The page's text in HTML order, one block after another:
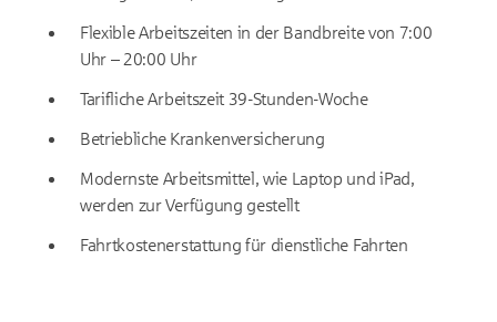
Flexible Arbeitszeiten in der Bandbreite von 7:00
Uhr – 20:00 Uhr
Tarifliche Arbeitszeit 39-Stunden-Woche
Betriebliche Krankenversicherung
Modernste Arbeitsmittel, wie Laptop und iPad,
werden zur Verfügung gestellt
Fahrtkostenerstattung für dienstliche Fahrten